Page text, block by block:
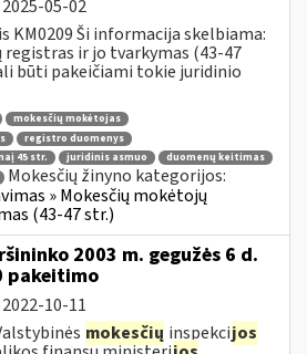
2025-05-02
KM0209 Ši informacija skelbiama:
ir jo tvarkymas (43-47
būti pakeičiami tokie juridinio
mokesčių mokėtojas
registro duomenys
45 str. juridinis asmuo
duomenų keitimas
Mokesčių žinyno kategorijos:
» Mokesčių mokėtojų
(43-47 str.)
2003 m. gegužės 6 d.
pakeitimo
2022-10-11
mokesčių inspekcijos